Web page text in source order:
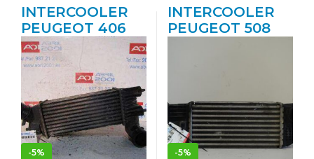
INTERCOOLER
PEUGEOT 406
BERLINA (S1/S2)
(08.1995->) 2.2
HDI 4HX
(DW12TED4/FAP)
4HX(DW12TED4
FAP) GRIS
-5%
INTERCOOLER
PEUGEOT 508
RH02 – #PROV#
RH02PROV
BLANCO
-5%